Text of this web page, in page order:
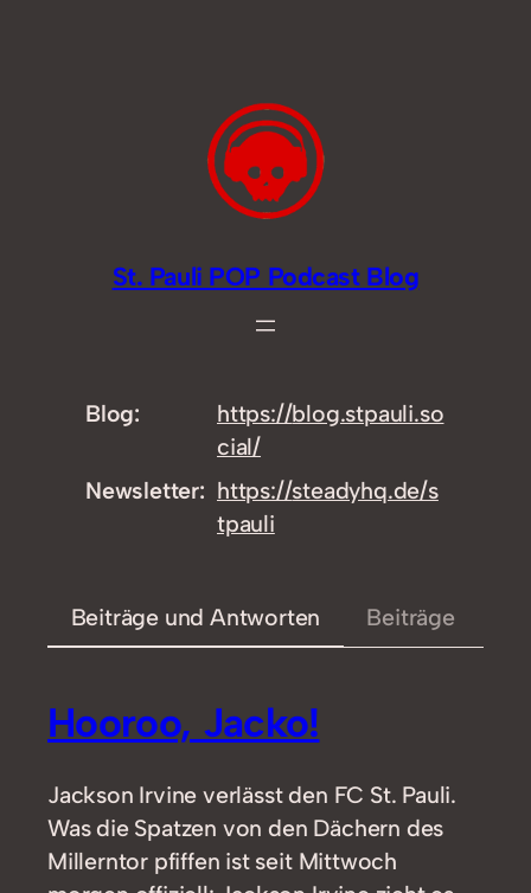
St. Pauli POP Podcast Blog
Blog https://blog.stpauli.so
cial/
Newsletter
https://steadyhq.de/s
tpauli
Beiträge und Antworten Beiträge
Hooroo, Jacko!
Jackson Irvine verlässt den FC St. Pauli.
Was die Spatzen von den Dächern des
Millerntor pfiffen ist seit Mittwoch